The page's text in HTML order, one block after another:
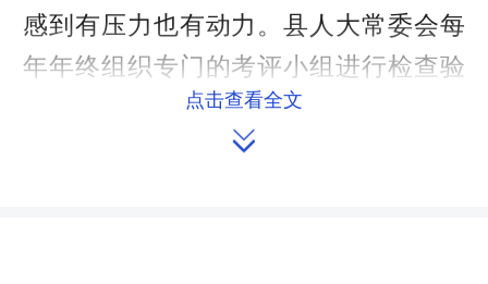
感到有压力也有动力。县人大常委会每
年年终组织专门的考评小组进行检查验
收，结合联工委对乡镇人大主席团的台
账管理汇总结果进行考核评比，实行百
点击查看全文
